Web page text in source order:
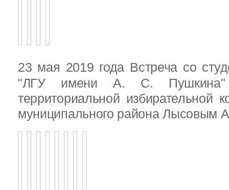
23 мая 2019 года Встреча со
"ЛГУ имени А. С. Пушкина"
территориальной избирательной
муниципального района Лысовым